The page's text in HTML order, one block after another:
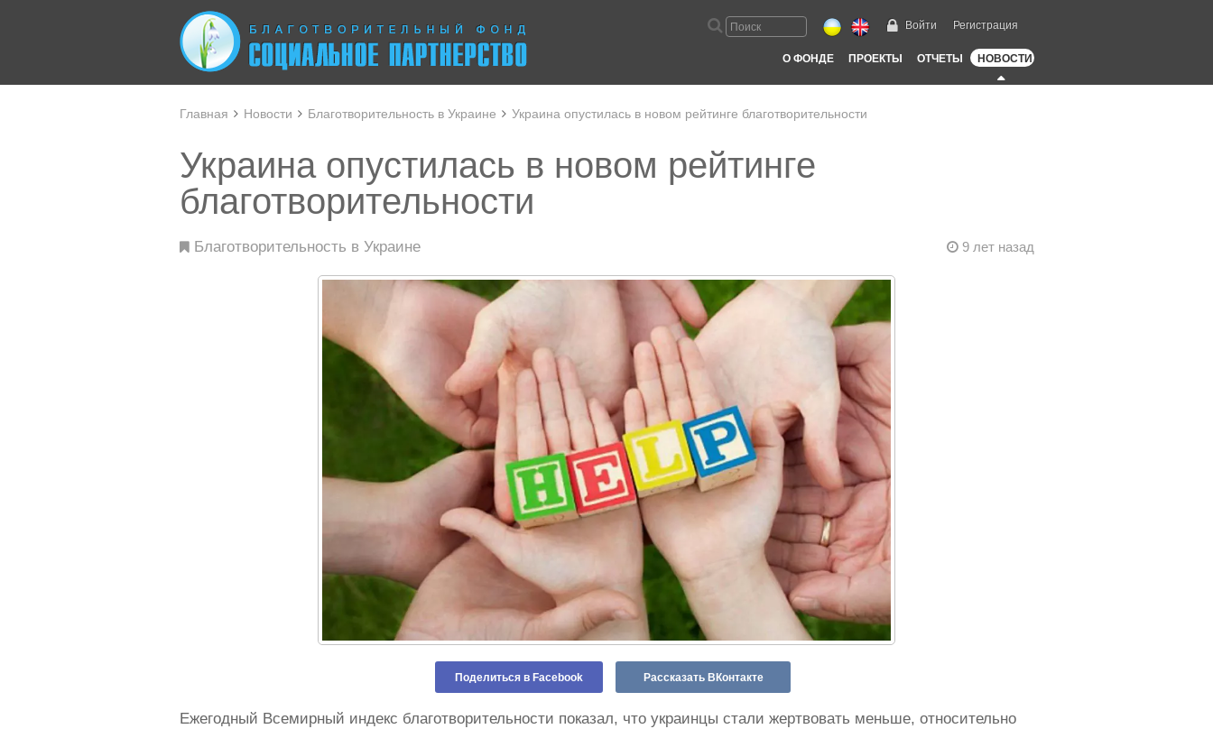
Войти Регистрация
О ФОНДЕ ПРОЕКТЫ ОТЧЕТЫ НОВОСТИ
Главная Новости Благотворительность в Украине Украина опустилась в новом рейтинге благотворительности
Украина опустилась в новом рейтинге
благотворительности
Благотворительность в Украине 9 лет назад
Поделиться в Facebook Рассказать ВКонтакте
Ежегодный Всемирный индекс благотворительности показал, что украинцы стали жертвовать меньше, относительно